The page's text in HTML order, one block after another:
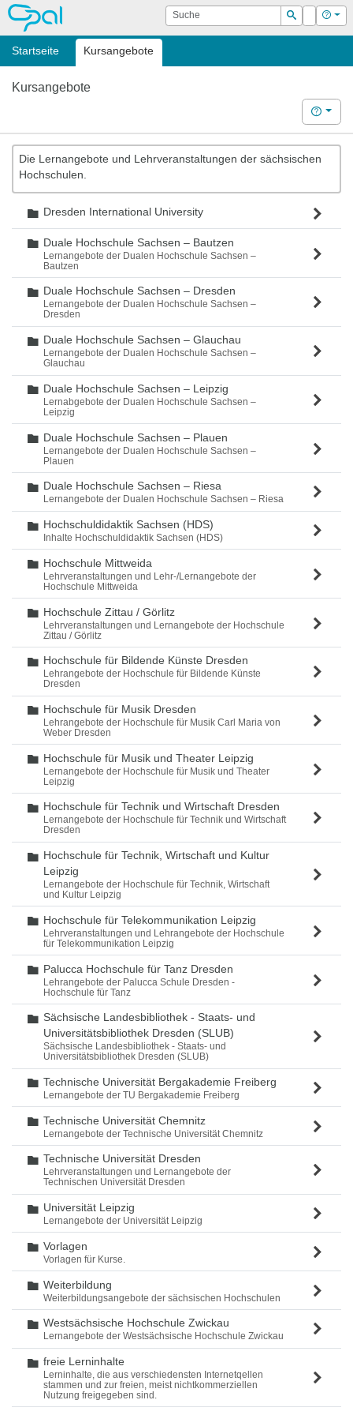
OPAL Suche
Suchen
Login Hilfe
Startseite Kursangebote
Kursangebote
Hilfe
Die Lernangebote und Lehrveranstaltungen der sächsischen
Hochschulen.
Ordner
Dresden International University
Ordner
Duale Hochschule Sachsen – Bautzen
Lernangebote der Dualen Hochschule Sachsen –
Bautzen
Ordner
Duale Hochschule Sachsen – Dresden
Lernangebote der Dualen Hochschule Sachsen –
Dresden
Ordner
Duale Hochschule Sachsen – Glauchau
Lernangebote der Dualen Hochschule Sachsen –
Glauchau
Ordner
Duale Hochschule Sachsen – Leipzig
Lernabgebote der Dualen Hochschule Sachsen –
Leipzig
Ordner
Duale Hochschule Sachsen – Plauen
Lernangebote der Dualen Hochschule Sachsen –
Plauen
Ordner
Duale Hochschule Sachsen – Riesa
Lernangebote der Dualen Hochschule Sachsen – Riesa
Ordner
Hochschuldidaktik Sachsen (HDS)
Inhalte Hochschuldidaktik Sachsen (HDS)
Ordner
Hochschule Mittweida
Lehrveranstaltungen und Lehr-/Lernangebote der
Hochschule Mittweida
Ordner
Hochschule Zittau / Görlitz
Lehrveranstaltungen und Lernangebote der Hochschule
Zittau / Görlitz
Ordner
Hochschule für Bildende Künste Dresden
Lehrangebote der Hochschule für Bildende Künste
Dresden
Ordner
Hochschule für Musik Dresden
Lehrangebote der Hochschule für Musik Carl Maria von
Weber Dresden
Ordner
Hochschule für Musik und Theater Leipzig
Lernangebote der Hochschule für Musik und Theater
Leipzig
Ordner
Hochschule für Technik und Wirtschaft Dresden
Lernangebote der Hochschule für Technik und Wirtschaft
Dresden
Ordner
Hochschule für Technik, Wirtschaft und Kultur
Leipzig
Lernangebote der Hochschule für Technik, Wirtschaft
und Kultur Leipzig
Ordner
Hochschule für Telekommunikation Leipzig
Lehrveranstaltungen und Lehrangebote der Hochschule
für Telekommunikation Leipzig
Ordner
Palucca Hochschule für Tanz Dresden
Lehrangebote der Palucca Schule Dresden -
Hochschule für Tanz
Ordner
Sächsische Landesbibliothek - Staats- und
Universitätsbibliothek Dresden (SLUB)
Sächsische Landesbibliothek - Staats- und
Universitätsbibliothek Dresden (SLUB)
Ordner
Technische Universität Bergakademie Freiberg
Lernangebote der TU Bergakademie Freiberg
Ordner
Technische Universität Chemnitz
Lernangebote der Technische Universität Chemnitz
Ordner
Technische Universität Dresden
Lehrveranstaltungen und Lernangebote der
Technischen Universität Dresden
Ordner
Universität Leipzig
Lernangebote der Universität Leipzig
Ordner
Vorlagen
Vorlagen für Kurse.
Ordner
Weiterbildung
Weiterbildungsangebote der sächsischen Hochschulen
Ordner
Westsächsische Hochschule Zwickau
Lernangebote der Westsächsische Hochschule Zwickau
Ordner
freie Lerninhalte
Lerninhalte, die aus verschiedensten Internetqellen
stammen und zur freien, meist nichtkommerziellen
Nutzung freigegeben sind.